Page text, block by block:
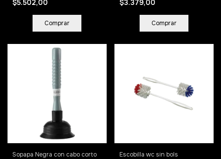
$5.502,00 $3.379,00
Sopapa Negra con cabo corto Escobilla wc sin bols